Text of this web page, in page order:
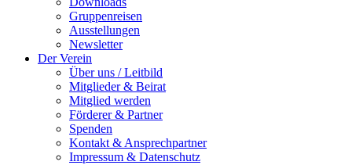
Gruppenreisen
Ausstellungen
Newsletter
Der Verein
Über uns / Leitbild
Mitglieder & Beirat
Mitglied werden
Förderer & Partner
Spenden
Kontakt & Ansprechpartner
Impressum & Datenschutz